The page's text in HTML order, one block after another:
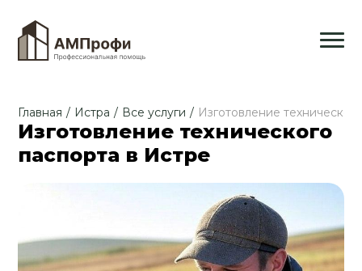
Главная / Истра / Все услуги / Изготовление
Изготовление технического
паспорта в Истре